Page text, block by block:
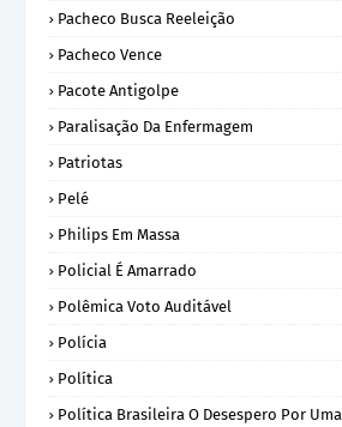
Pacheco Busca Reeleição
Pacheco Vence
Pacote Antigolpe
Paralisação Da Enfermagem
Patriotas
Pelé
Philips Em Massa
Policial É Amarrado
Polêmica Voto Auditável
Polícia
Política
Política Brasileira O Desespero Por Uma